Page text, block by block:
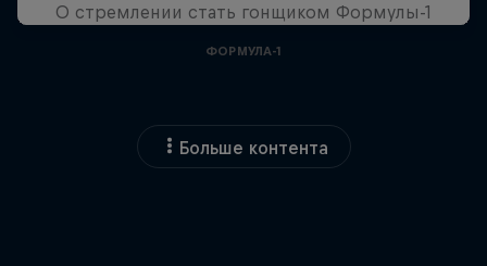
О стремлении стать гонщиком Формулы-1
ФОРМУЛА-1
Больше контента